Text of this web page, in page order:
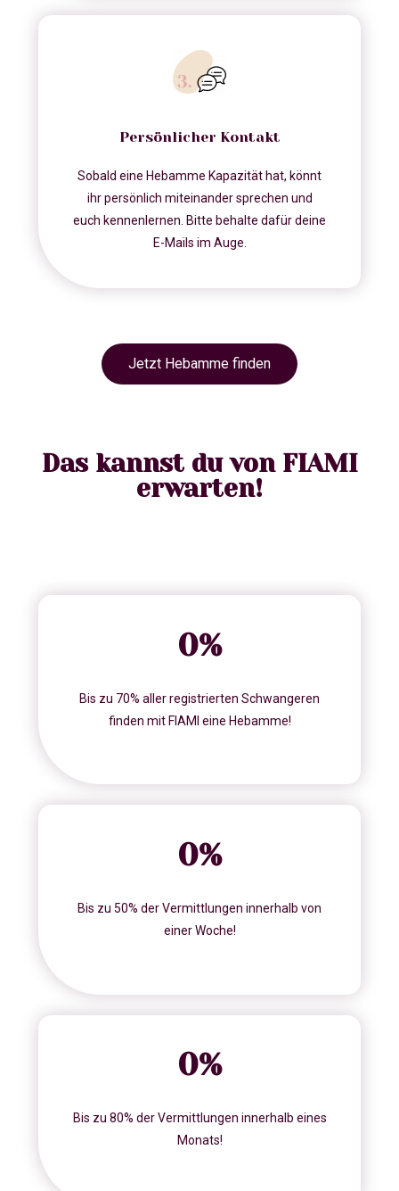
Persönlicher Kontakt
Sobald eine Hebamme Kapazität hat, könnt
ihr persönlich miteinander sprechen und
euch kennenlernen. Bitte behalte dafür deine
E-Mails im Auge.
Jetzt Hebamme finden
Das kannst du von FIAMI
erwarten!
0%
Bis zu 70% aller registrierten Schwangeren
finden mit FIAMI eine Hebamme!
0%
Bis zu 50% der Vermittlungen innerhalb von
einer Woche!
0%
Bis zu 80% der Vermittlungen innerhalb eines
Monats!